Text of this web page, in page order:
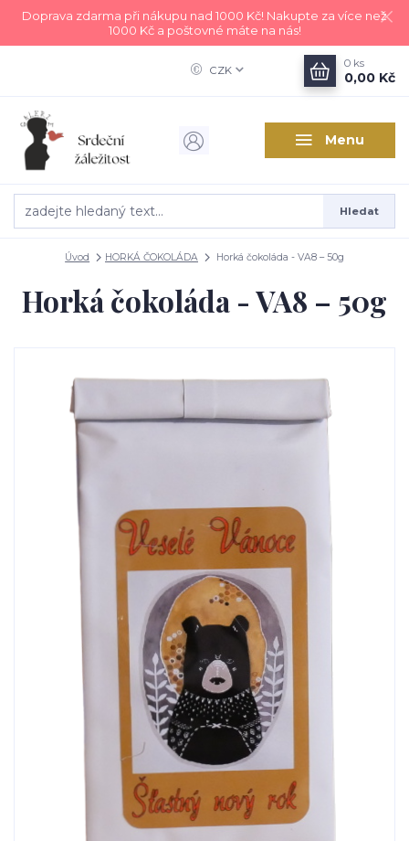
Doprava zdarma při nákupu nad 1000 Kč! Nakupte za více než
1000 Kč a poštovné máte na nás!
Menu
CZK
Hledat
0 ks
0,00 Kč
Úvod HORKÁ ČOKOLÁDA Horká čokoláda - VA8 – 50g
Horká čokoláda - VA8 – 50g